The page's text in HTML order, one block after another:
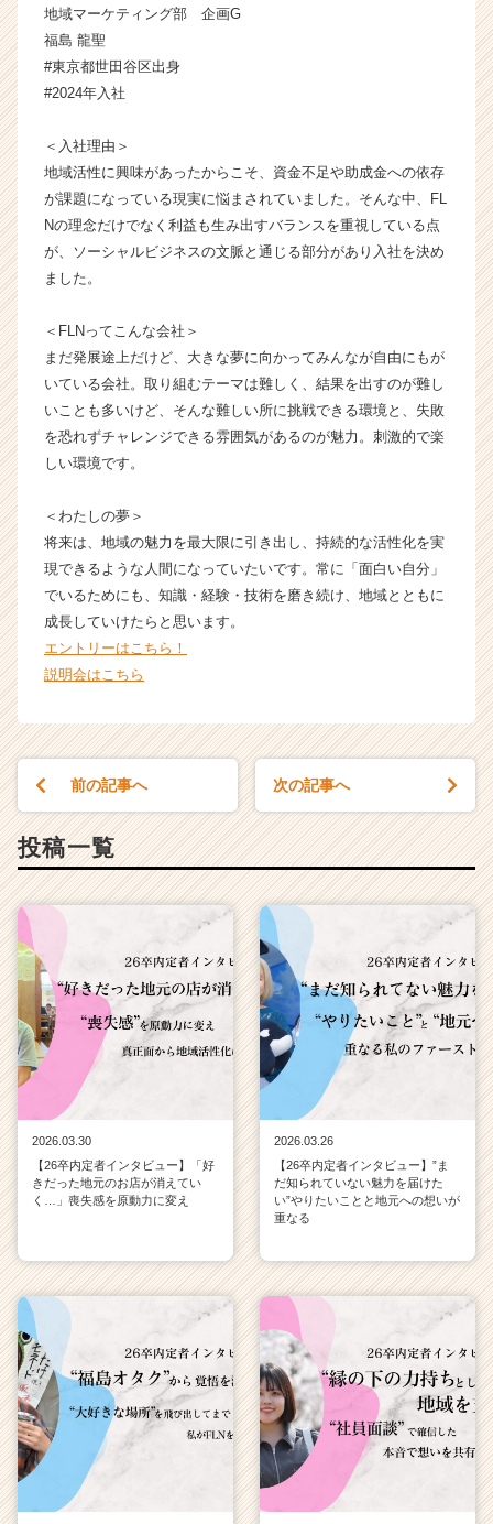
ー
ャ
ネ
ッ
ト
ワ
タ
イ
ム
ラ
イ
チ
ャ
ー・
成
長
ス
届
く
サ
イ
ト
チ
ア
（C
h
r
C
e
e
r）
地域マーケティング部 企画G
福島 龍聖
#東京都世田谷区出身
#2024年入社
＜入社理由＞
地域活性に興味があったからこそ、資金不足や助成金への依存
が課題になっている現実に悩まされていました。そんな中、FL
Nの理念だけでなく利益も生み出すバランスを重視している点
が、ソーシャルビジネスの文脈と通じる部分があり入社を決め
ました。
＜FLNってこんな会社＞
まだ発展途上だけど、大きな夢に向かってみんなが自由にもが
いている会社。取り組むテーマは難しく、結果を出すのが難し
いことも多いけど、そんな難しい所に挑戦できる環境と、失敗
を恐れずチャレンジできる雰囲気があるのが魅力。刺激的で楽
しい環境です。
＜わたしの夢＞
将来は、地域の魅力を最大限に引き出し、持続的な活性化を実
現できるような人間になっていたいです。常に「面白い自分」
でいるためにも、知識・経験・技術を磨き続け、地域とともに
成長していけたらと思います。
エントリーはこちら！
説明会はこちら
前の記事へ 次の記事へ
投稿一覧
2026.03.30
【26卒内定者インタビュー】「好
きだった地元のお店が消えてい
く…」喪失感を原動力に変え
2026.03.26
【26卒内定者インタビュー】”ま
だ知られていない魅力を届けた
い”やりたいことと地元への想いが
重なる